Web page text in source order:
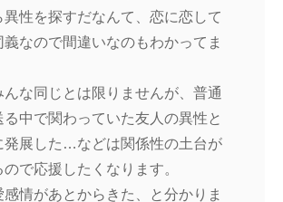
異性を探すだなんて、恋に恋して
義なので間違いなのもわかってま
んな同じとは限りませんが、普通
る中で関わっていた友人の異性と
発展した…などは関係性の土台が
で応援したくなります。
感情があとからきた、と分かりま